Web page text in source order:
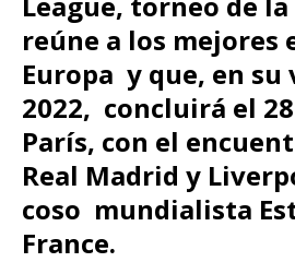
reúne a los mejores
Europa y que, en su
2022, concluirá el
París, con el
Real Madrid y
coso mundialista
France.